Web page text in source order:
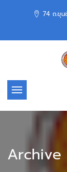
74 ถ.ขุ
Toggle navigation
Archive